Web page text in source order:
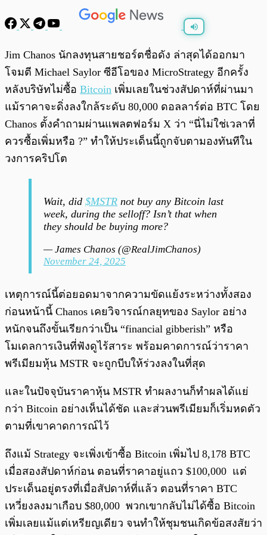
พร้อมเล่น 0:00
Jim Chanos นักลงทุนสายชอร์ตชื่อดัง ล่าสุดได้ออกมา
โจมตี Michael Saylor ซีอีโอของ MicroStrategy อีกครั้ง
หลังบริษัทไม่ซื้อ Bitcoin เพิ่มเลยในช่วงสัปดาห์ที่ผ่านมา
แม้ราคาจะดิ่งลงใกล้ระดับ 80,000 ดอลลาร์ต่อ BTC โดย
Chanos ตั้งคำถามผ่านแพลตฟอร์ม X ว่า “นี่ไม่ใช่เวลาที่
ควรซื้อเพิ่มหรือ ?” ทำให้ประเด็นนี้ถูกจับตามองทันทีใน
วงการคริปโต
Wait, did $MSTR not buy any Bitcoin last
week, during the selloff? Isn’t that when
they should be buying more?
— James Chanos (@RealJimChanos)
November 24, 2025
เหตุการณ์นี้ต่อยอดมาจากความขัดแย้งระหว่างทั้งสอง
ก่อนหน้านี้ Chanos เคยวิจารณ์กลยุทของ Saylor อย่าง
หนักจนถึงขั้นเรียกว่าเป็น “financial gibberish” หรือ
โมเดลการเงินที่ฟังดูไร้สาระ พร้อมคาดการณ์ว่าราคา
พรีเมียมหุ้น MSTR จะถูกบีบให้ร่วงลงในที่สุด
และในปัจจุบันราคาหุ้น MSTR ทำผลงานก็ทำผลได้แย่
กว่า Bitcoin อย่างเห็นได้ชัด และส่วนพรีเมียมก็เริ่มหดตัว
ตามที่เขาคาดการณ์ไว้
ถึงแม้ Strategy จะเพิ่งเข้าซื้อ Bitcoin เพิ่มไป 8,178 BTC
เมื่อสองสัปดาห์ก่อน ตอนที่ราคาอยู่แถว $100,000 แต่
ประเด็นอยู่ตรงที่เมื่อสัปดาห์ที่แล้ว ตอนที่ราคา BTC
เหวี่ยงลงมาเกือบ $80,000 พวกเขากลับไม่ได้ซื้อ Bitcoin
เพิ่มเลยแม้แต่เหรียญเดียว จนทำให้ชุมชนเกิดข้อสงสัยว่า